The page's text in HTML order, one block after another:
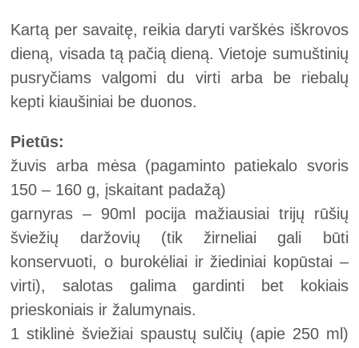
Kartą per savaitę, reikia daryti varškės iškrovos
dieną, visada tą pačią dieną. Vietoje sumuštinių
pusryčiams valgomi du virti arba be riebalų
kepti kiaušiniai be duonos.
Pietūs:
žuvis arba mėsa (pagaminto patiekalo svoris
150 – 160 g, įskaitant padažą)
garnyras – 90ml pocija mažiausiai trijų rūšių
šviežių daržovių (tik žirneliai gali būti
konservuoti, o burokėliai ir žiediniai kopūstai –
virti), salotas galima gardinti bet kokiais
prieskoniais ir žalumynais.
1 stiklinė šviežiai spaustų sulčių (apie 250 ml)